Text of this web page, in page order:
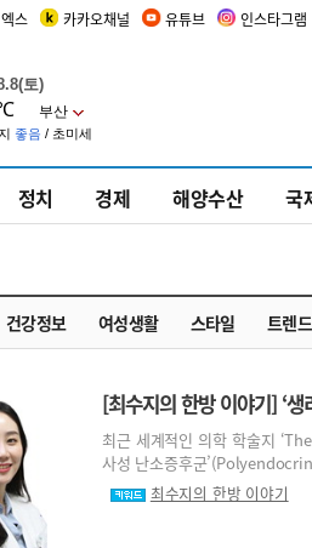
엑스 카카오채널 유튜브 인스타그램
정치 경제 해양수산 국
건강정보 여성생활 스타일 트렌드
[최수지의 한방 이야기] ‘
최근 세계적인 의학 학술지
사성 난소증후군
최수지의 한방 이야기